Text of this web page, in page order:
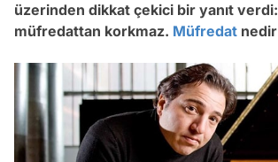
üzerinden dikkat çekici bir yanıt
müfredattan korkmaz. Müfredat